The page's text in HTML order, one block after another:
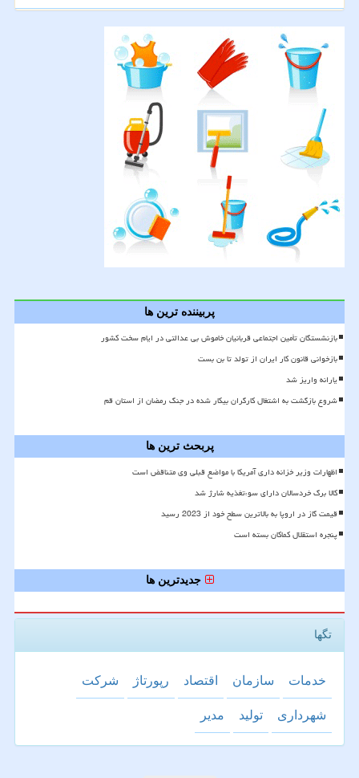
پربیننده ترین ها
بازنشستگان تأمین اجتماعی قربانیان خاموش بی عدالتی در ایام سخت کشور
بازخوانی قانون کار ایران از تولد تا بن بست
یارانه واریز شد
شروع بازگشت به اشتغال کارگران بیکار شده در جنگ رمضان از استان قم
پربحث ترین ها
اظهارات وزیر خزانه داری آمریکا با مواضع قبلی وی متناقض است
کالا برگ خردسالان دارای سوءتغذیه شارژ شد
قیمت گاز در اروپا به بالاترین سطح خود از 2023 رسید
پنجره استقلال کماکان بسته است
جدیدترین ها
تگها
خدمات سازمان اقتصاد رپورتاژ شركت
شهرداری تولید مدیر